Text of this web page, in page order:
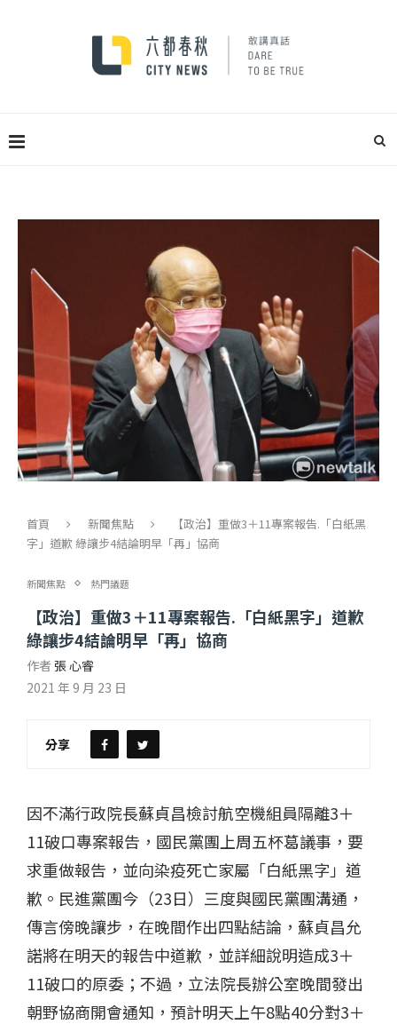
首頁 新聞焦點
【政治】重做3＋11專案報告.「白紙黑
字」道歉 綠讓步4結論明早「再」協商
新聞焦點 熱門議題
【政治】重做3＋11專案報告.「白紙黑字」道歉
綠讓步4結論明早「再」協商
作者 張 心睿
2021 年 9 月 23 日
分享
因不滿行政院長蘇貞昌檢討航空機組員隔離3＋
11破口專案報告，國民黨團上周五杯葛議事，要
求重做報告，並向染疫死亡家屬「白紙黑字」道
歉。民進黨團今（23日）三度與國民黨團溝通，
傳言傍晚讓步，在晚間作出四點結論，蘇貞昌允
諾將在明天的報告中道歉，並詳細說明造成3＋
11破口的原委；不過，立法院長辦公室晚間發出
朝野協商開會通知，預計明天上午8點40分對3＋